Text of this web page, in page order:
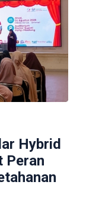
Hybrid
Peran